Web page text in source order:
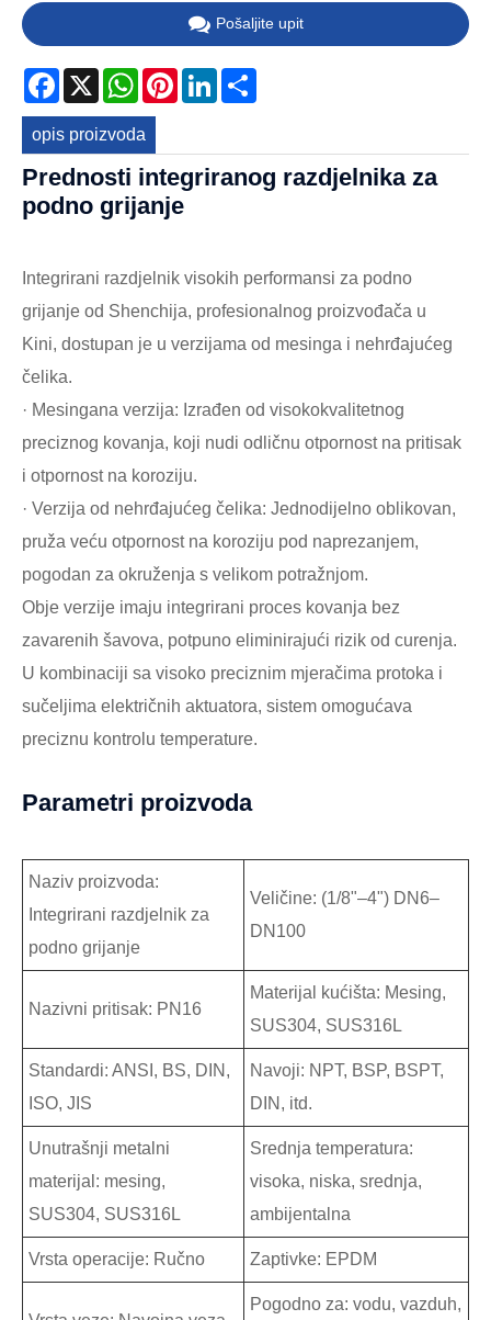
Pošaljite upit
Facebook
X WhatsApp
PinterestLinkedIn
opis proizvoda
Prednosti integriranog razdjelnika za
podno grijanje
Integrirani razdjelnik visokih performansi za podno
grijanje od Shenchija, profesionalnog proizvođača u
Kini, dostupan je u verzijama od mesinga i nehrđajućeg
čelika.
· Mesingana verzija: Izrađen od visokokvalitetnog
preciznog kovanja, koji nudi odličnu otpornost na pritisak
i otpornost na koroziju.
· Verzija od nehrđajućeg čelika: Jednodijelno oblikovan,
pruža veću otpornost na koroziju pod naprezanjem,
pogodan za okruženja s velikom potražnjom.
Obje verzije imaju integrirani proces kovanja bez
zavarenih šavova, potpuno eliminirajući rizik od curenja.
U kombinaciji sa visoko preciznim mjeračima protoka i
sučeljima električnih aktuatora, sistem omogućava
preciznu kontrolu temperature.
Parametri proizvoda
Naziv proizvoda:
Integrirani razdjelnik za
podno grijanje
Veličine: (1/8"–4") DN6–
DN100
Nazivni pritisak: PN16
Materijal kućišta: Mesing,
SUS304, SUS316L
Standardi: ANSI, BS, DIN,
ISO, JIS
Navoji: NPT, BSP, BSPT,
DIN, itd.
Unutrašnji metalni
materijal: mesing,
SUS304, SUS316L
Srednja temperatura:
visoka, niska, srednja,
ambijentalna
Vrsta operacije: Ručno Zaptivke: EPDM
Pogodno za: vodu, vazduh,